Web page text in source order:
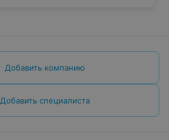
Добавить компанию
Добавить специалиста